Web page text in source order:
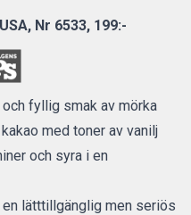
Nr 6533, 199:-
fyllig smak av mörka
med toner av vanilj
och syra i en
lätttillgänglig men seriös